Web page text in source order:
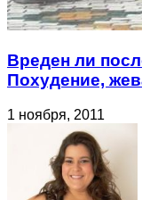
Вреден ли
Похудение,
1 ноября, 2011